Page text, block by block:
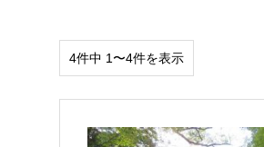
4件中 1〜4件を表示